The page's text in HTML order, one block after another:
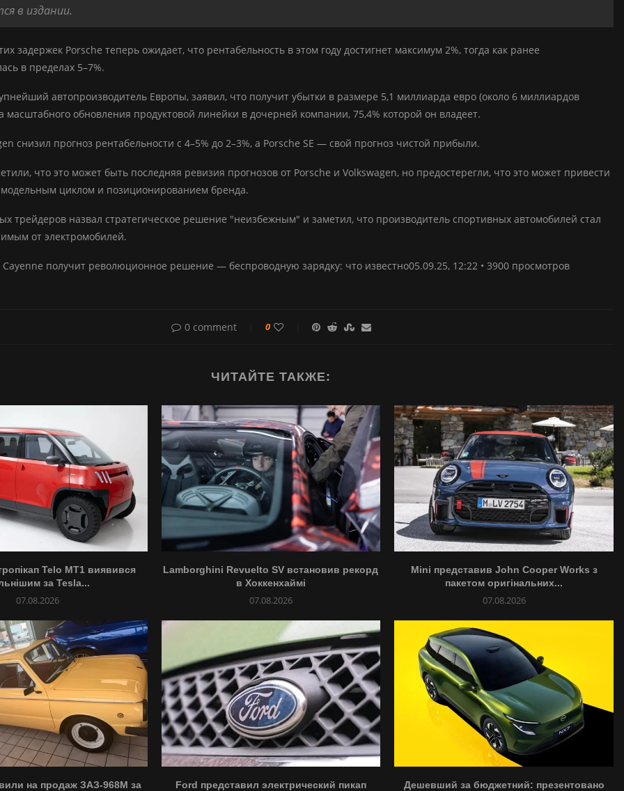
в издании.
задержек Porsche теперь ожидает, что рентабельность в этом году достигнет максимум 2%, тогда как ранее
в пределах 5–7%.
автопроизводитель Европы, заявил, что получит убытки в размере 5,1 миллиарда евро (около 6 миллиардов
масштабного обновления продуктовой линейки в дочерней компании, 75,4% которой он владеет.
снизил прогноз рентабельности с 4–5% до 2–3%, а Porsche SE — свой прогноз чистой прибыли.
что это может быть последняя ревизия прогнозов от Porsche и Volkswagen, но предостерегли, что это может привести
циклом и позиционированием бренда.
трейдеров назвал стратегическое решение "неизбежным" и заметил, что производитель спортивных автомобилей стал
от электромобилей.
получит революционное решение — беспроводную зарядку: что известно05.09.25, 12:22 • 3900 просмотров
0 comment 0
ЧИТАЙТЕ ТАКЖЕ:
Telo MT1 виявився
за Tesla...
07.08.2026
Lamborghini Revuelto SV встановив рекорд
в Хоккенхаймі
07.08.2026
Mini представив John Cooper Works з
пакетом оригінальних...
07.08.2026
на продаж ЗАЗ-968М за
Ford представил электрический пикап
Дешевший за бюджетний: презентовано